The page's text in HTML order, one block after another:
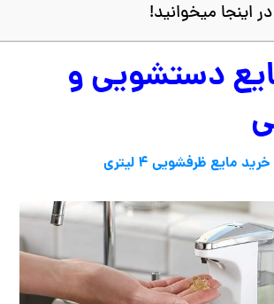
اینجا میخوانید!
دستشویی و
خرید مایع ظرفشویی ۴ لیتری